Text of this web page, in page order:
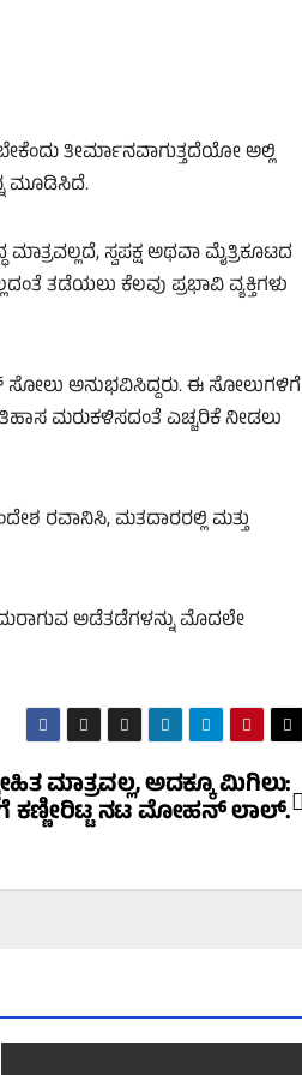
ತೀರ್ಮಾನವಾಗುತ್ತದೆಯೋ ಅಲ್ಲಿ
ಮೂಡಿಸಿದೆ.
ಸ್ವಪಕ್ಷ ಅಥವಾ ಮೈತ್ರಿಕೂಟದ
ತಡೆಯಲು ಕೆಲವು ಪ್ರಭಾವಿ ವ್ಯಕ್ತಿಗಳು
ಅನುಭವಿಸಿದ್ದರು. ಈ ಸೋಲುಗಳಿಗೆ
ಮರುಕಳಿಸದಂತೆ ಎಚ್ಚರಿಕೆ ನೀಡಲು
ರವಾನಿಸಿ, ಮತದಾರರಲ್ಲಿ ಮತ್ತು
ಅಡೆತಡೆಗಳನ್ನು ಮೊದಲೇ
ಮಾತ್ರವಲ್ಲ, ಅದಕ್ಕೂ ಮಿಗಿಲು:
ನಟ ಮೋಹನ್ ಲಾಲ್.